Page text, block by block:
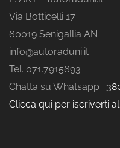
Via Botticelli 17
60019 Senigallia AN
info@autoraduni.it
Tel. 071.7915693
Chatta su Whatsapp :
Clicca qui per iscriverti